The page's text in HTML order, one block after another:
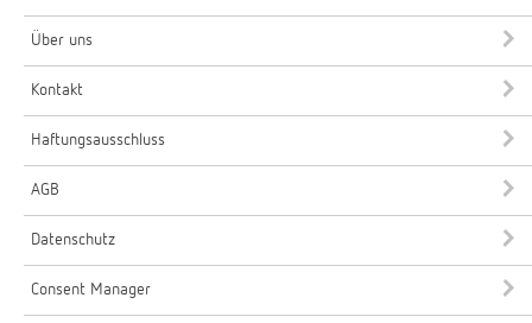
Über uns
Kontakt
Haftungsausschluss
AGB
Datenschutz
Consent Manager